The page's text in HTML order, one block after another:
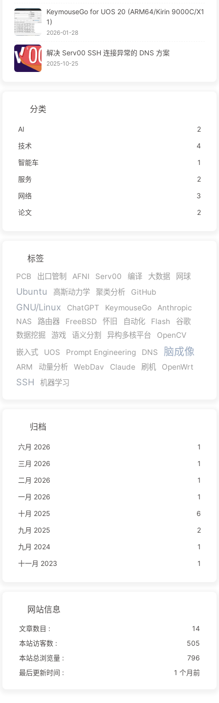
KeymouseGo for UOS 20 (ARM64/Kirin 9000C/X1
1)
2026-01-28
解决 Serv00 SSH 连接异常的 DNS 方案
2025-10-25
分类
AI
2
技术
4
智能车
1
服务
2
网络
3
论文
2
标签
PCB 出口管制 AFNI Serv00 编译 大数据 网球
Ubuntu 高斯动力学 聚类分析 GitHub
GNU/Linux ChatGPT KeymouseGo
Anthropic
NAS
路由器 FreeBSD 怀旧 自动化 Flash
谷歌
数据挖掘
游戏 语义分割 异构多核平台
OpenCV
嵌入式
UOS Prompt Engineering DNS 脑成像
ARM 动量分析 WebDav Claude 刷机 OpenWrt
SSH 机器学习
归档
六月 2026
1
三月 2026
1
二月 2026
1
一月 2026
1
十月 2025
6
九月 2025
2
九月 2024
1
十一月 2023
1
网站信息
文章数目 :
14
本站访客数 :
505
本站总浏览量 :
796
最后更新时间 :
1 个月前